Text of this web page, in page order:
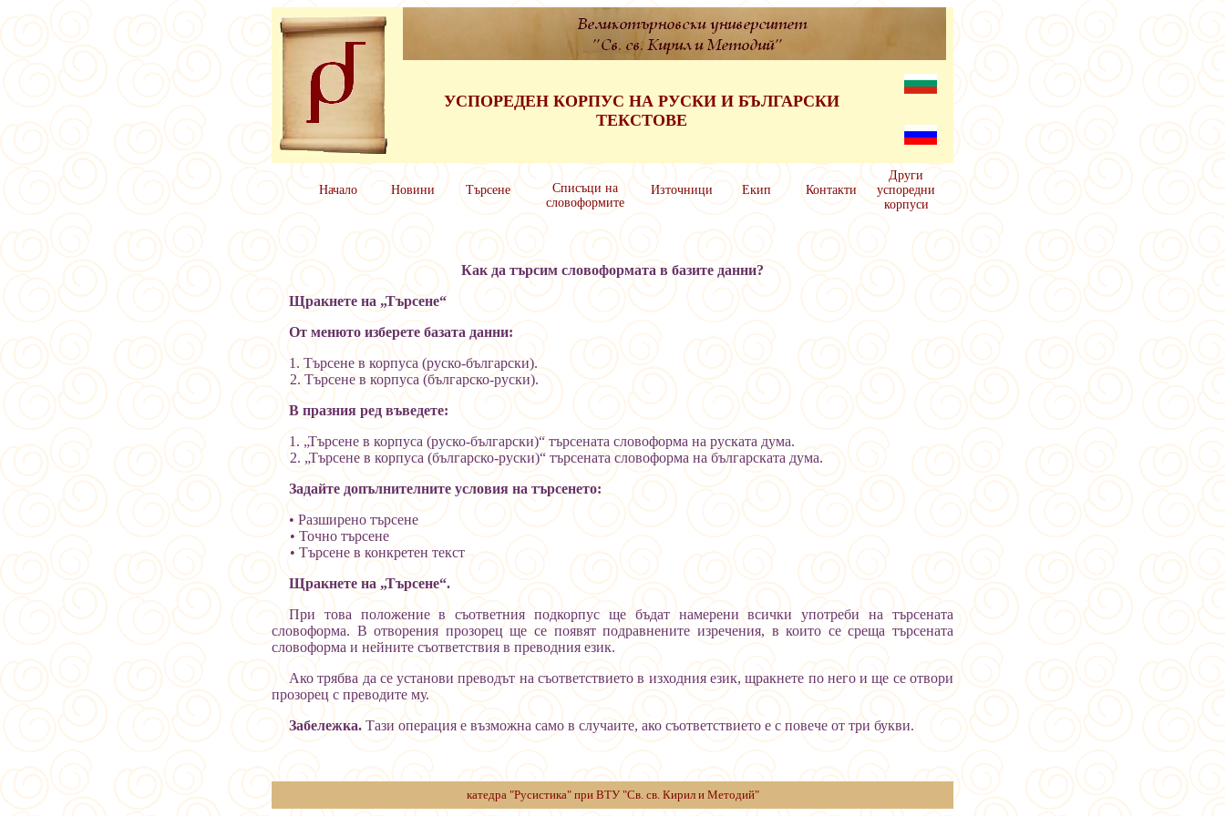
УСПОРЕДЕН КОРПУС НА РУСКИ И БЪЛГАРСКИ
ТЕКСТОВЕ
Начало Новини Търсене
Списъци на
словоформите
Източници Екип Контакти
Други
успоредни
корпуси
Как да търсим словоформата в базите данни?
Щракнете на „Търсене“
От менюто изберете базата данни:
1. Търсене в корпуса (руско-български).
2. Търсене в корпуса (българско-руски).
В празния ред въведете:
1. „Търсене в корпуса (руско-български)“ търсената словоформа на руската дума.
2. „Търсене в корпуса (българско-руски)“ търсената словоформа на българската дума.
Задайте допълнителните условия на търсенето:
• Разширено търсене
• Точно търсене
• Търсене в конкретен текст
Щракнете на „Търсене“.
При това положение в съответния подкорпус ще бъдат намерени всички употреби на търсената
словоформа. В отворения прозорец ще се появят подравнените изречения, в които се среща търсената
словоформа и нейните съответствия в преводния език.
Ако трябва да се установи преводът на съответствието в изходния език, щракнете по него и ще се отвори
прозорец с преводите му.
Забележка.Тази операция е възможна само в случаите, ако съответствието е с повече от три букви.
катедра "Русистика" при ВТУ "Св. св. Кирил и Методий"